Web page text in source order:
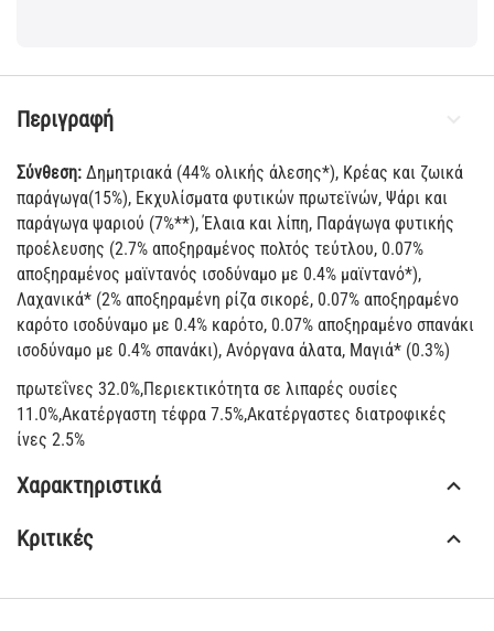
Περιγραφή
Σύνθεση: Δημητριακά (44% ολικής άλεσης*), Κρέας και ζωικά
παράγωγα(15%), Εκχυλίσματα φυτικών πρωτεϊνών, Ψάρι και
παράγωγα ψαριού (7%**), Έλαια και λίπη, Παράγωγα φυτικής
προέλευσης (2.7% αποξηραμένος πολτός τεύτλου, 0.07%
αποξηραμένος μαϊντανός ισοδύναμο με 0.4% μαϊντανό*),
Λαχανικά* (2% αποξηραμένη ρίζα σικορέ, 0.07% αποξηραμένο
καρότο ισοδύναμο με 0.4% καρότο, 0.07% αποξηραμένο σπανάκι
ισοδύναμο με 0.4% σπανάκι), Ανόργανα άλατα, Μαγιά* (0.3%)
πρωτεΐνες 32.0%,Περιεκτικότητα σε λιπαρές ουσίες
11.0%,Ακατέργαστη τέφρα 7.5%,Ακατέργαστες διατροφικές
ίνες 2.5%
Χαρακτηριστικά
Κριτικές